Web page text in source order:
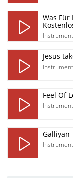
Was Für
Jesus
Feel Of
Galliyan